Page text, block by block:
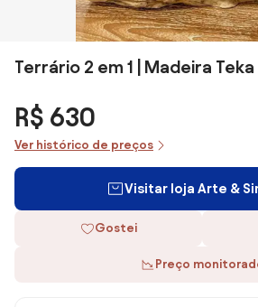
Terrário 2 em 1 | Madeira Teka
R$ 630
Ver histórico de preços
Visitar loja Arte &
Gostei
Preço